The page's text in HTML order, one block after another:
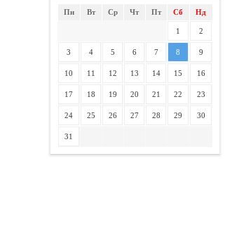
Пн Вт Ср Чт Пт Сб Нд
1 2
3 4 5 6 7 8 9
10 11 12 13 14 15 16
17 18 19 20 21 22 23
24 25 26 27 28 29 30
31